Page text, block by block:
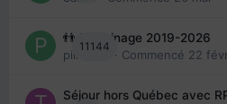
11144
👬 Parrainage 2019-2026
piinoush · Commencé 22
Séjour hors Québec avec